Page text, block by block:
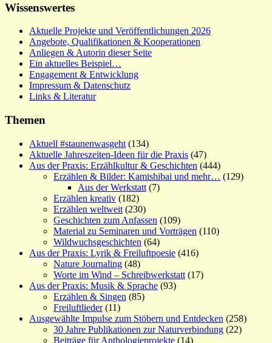
Wissenswertes
Aktuelle Projekte und Veröffentlichungen 2026
Angebote, Qualifikationen & Kooperationen
Anliegen & Autorin dieser Seite
Ein aktuelles Beispiel…
Engagement & Entwicklung
Impressum & Datenschutz
Links & Literatur
Themen
Aktuell #staunenwasgeht (134)
Aktuelle Jahreszeiten-Ideen für die Praxis (47)
Aus der Praxis: Erzählkultur & Geschichten (444)
Erzählen & Bilder: Kamishibai und mehr… (129)
Aus der Werkstatt (7)
Erzählen kreativ (182)
Erzählen weltweit (230)
Geschichten zum Anfassen (109)
Material zu Seminaren und Vorträgen (110)
Wildwuchsgeschichten (64)
Aus der Praxis: Lyrik & Freiluftpoesie (416)
Nature Journaling (48)
Worte im Wind – Schreibwerkstatt (17)
Aus der Praxis: Musik & Sprache (93)
Erzählen & Singen (85)
Freiluftlieder(11)
Ausgewählte Impulse zum Stöbern und Entdecken (258)
30 Jahre Publikationen zur Naturverbindung (22)
Beiträge für Anthologieprojekte (14)